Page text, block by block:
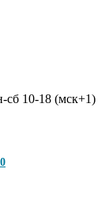
сб 10-18 (мск+1)